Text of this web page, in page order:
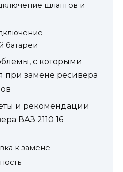
шлангов и
батареи
с которыми
при замене ресивера
и рекомендации
ВАЗ 2110 16
к замене